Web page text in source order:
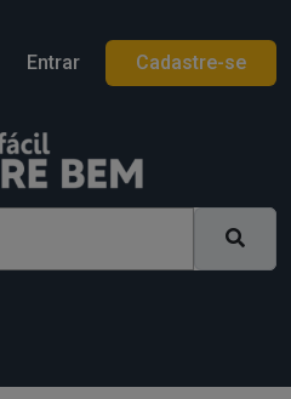
Entrar Cadastre-se